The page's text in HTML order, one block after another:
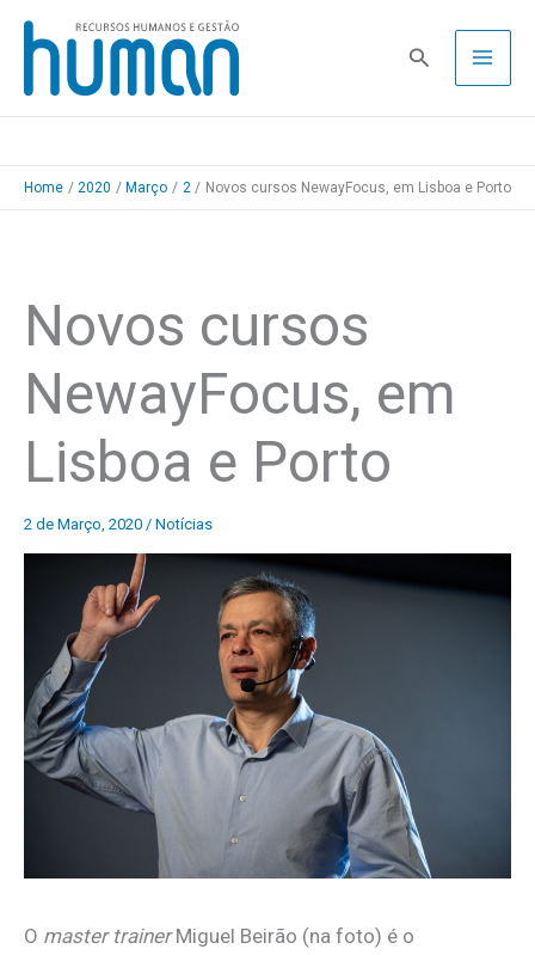
Skip
content
Pesquisa
Home 2020 Março 2 Novos cursos NewayFocus, em Lisboa e Porto
Novos cursos
NewayFocus, em
Lisboa e Porto
2 de Março, 2020 / Notícias
O master trainerMiguel Beirão (na foto) é o